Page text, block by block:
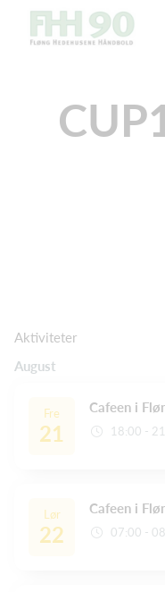
Aktiviteter
August
Fre
21
Cafeen i
18:00 -
Lør
22
Cafeen i
07:00 -